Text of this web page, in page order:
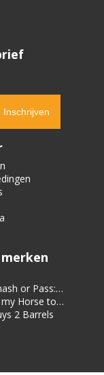
or Pass:
Horse to
2 Barrels